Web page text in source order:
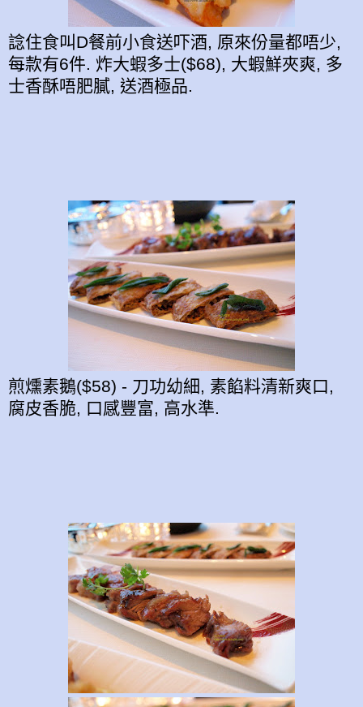
諗住食叫D餐前小食送吓酒, 原來份量都唔少,
每款有6件. 炸大蝦多士($68), 大蝦鮮夾爽, 多
士香酥唔肥膩, 送酒極品.
煎燻素鵝($58) - 刀功幼細, 素餡料清新爽口,
腐皮香脆, 口感豐富, 高水準.